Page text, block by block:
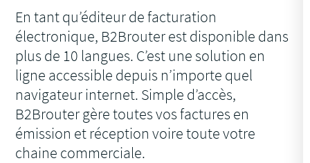
En tant qu’éditeur de facturation
électronique, B2Brouter est disponible dans
plus de 10 langues. C’est une solution en
ligne accessible depuis n’importe quel
navigateur internet. Simple d’accès,
B2Brouter gère toutes vos factures en
émission et réception voire toute votre
chaine commerciale.